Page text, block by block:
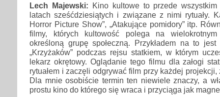
Lech Majewski: Kino kultowe to przede
latach sześćdziesiątych i związane z nimi rytuały.
Horror Picture Show”, „Atakujące pomidory” itp.
filmy, których kultowość polega na
określoną grupę społeczną. Przykładem na to
„Krzyżaków” podczas rejsu statkiem, w którym
lekarz okrętowy. Oglądanie tego filmu dla załogi
rytuałem i zaczęli odgrywać film przy każdej
Dla mnie osobiście termin ten niewiele znaczy, a
prostu kino do którego się wraca i przyciąga jak